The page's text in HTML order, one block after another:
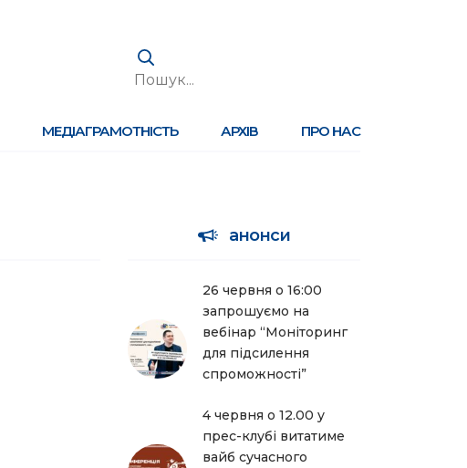
МЕДІАГРАМОТНІСТЬ АРХІВ ПРО НАС
анонси
26 червня о 16:00
запрошуємо на
вебінар “Моніторинг
для підсилення
спроможності”
4 червня о 12.00 у
прес-клубі витатиме
вайб сучасного